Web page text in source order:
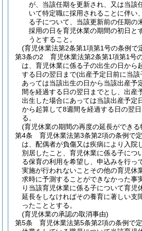
が、当該任期を更新され、又は当該
いて特定職に採用されることに伴い
る子について、当該更新前の任期の
採用の日を育児休業の期間の初日と
うとすること。
(育児休業法第2条第1項第1号の条例で
第3条の2
育児休業法第2条第1項第1号
は、育児休業に係る子の出生の日から
する日の翌日まで(出産予定日前に当
あっては当該出生の日から当該出産予
間を経過する日の翌日までとし、出産
出生した場合にあっては当該出産予定
から起算して8週間を経過する日の翌
る。
(育児休業の期間の再度の延長ができる
第4条
育児休業法第3条第2項の条例で
は、配偶者が負傷又は疾病により入院
別居したこと、育児休業に係る子につ
る保育の利用を希望し、申込みを行っ
実施が行われないことその他の育児休
求時に予測することができなかった事
り当該育児休業に係る子について育児
延長をしなければその養育に著しい支
ったこととする。
(育児休業の承認の取消事由)
第5条
育児休業法第5条第2項の条例で